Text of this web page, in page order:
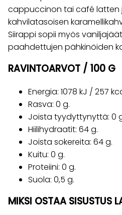
cappuccinon tai café latten
kahvilatasoisen
Siirappi sopii myös
paahdettujen pähkinöiden
RAVINTOARVOT / 100 G
Energia: 1078 kJ / 257
Rasva: 0 g.
Joista tyydyttynyttä: 0
Hiilihydraatit: 64 g.
Joista sokereita: 64 g.
Kuitu: 0 g.
Proteiini: 0 g.
Suola: 0,5 g.
MIKSI OSTAA SISUSTUS